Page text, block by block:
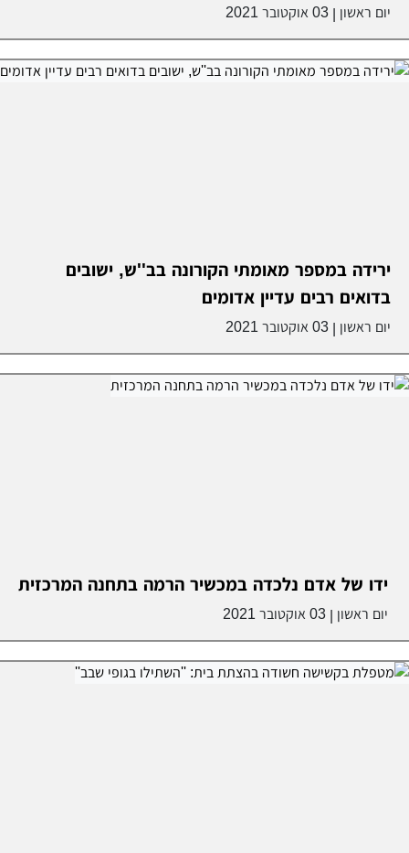
יום ראשון 03 אוקטובר 2021
ירידה במספר מאומתי הקורונה בב''ש, ישובים
בדואים רבים עדיין אדומים
יום ראשון 03 אוקטובר 2021
ידו של אדם נלכדה במכשיר הרמה בתחנה המרכזית
יום ראשון 03 אוקטובר 2021